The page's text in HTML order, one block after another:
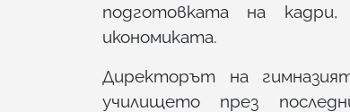
подготовката на
икономиката.
Директорът на
училището през